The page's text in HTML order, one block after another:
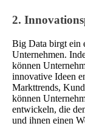
2.
Big Data birgt ein
Unternehmen.
können
innovative Ideen
Markttrends,
können
entwickeln, die
und ihnen einen